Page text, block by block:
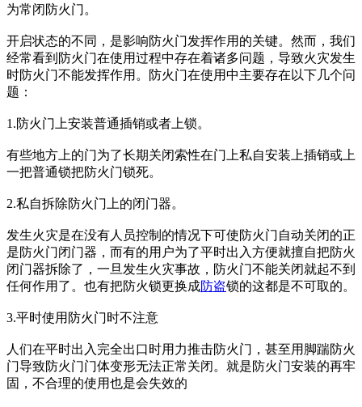
为常闭防火门。
开启状态的不同，是影响防火门发挥作用的关键。然而，我们
经常看到防火门在使用过程中存在着诸多问题，导致火灾发生
时防火门不能发挥作用。防火门在使用中主要存在以下几个问
题：
1.防火门上安装普通插销或者上锁。
有些地方上的门为了长期关闭索性在门上私自安装上插销或上
一把普通锁把防火门锁死。
2.私自拆除防火门上的闭门器。
发生火灾是在没有人员控制的情况下可使防火门自动关闭的正
是防火门闭门器，而有的用户为了平时出入方便就擅自把防火
闭门器拆除了，一旦发生火灾事故，防火门不能关闭就起不到
任何作用了。也有把防火锁更换成防盗锁的这都是不可取的。
3.平时使用防火门时不注意
人们在平时出入完全出口时用力推击防火门，甚至用脚踹防火
门导致防火门门体变形无法正常关闭。就是防火门安装的再牢
固，不合理的使用也是会失效的